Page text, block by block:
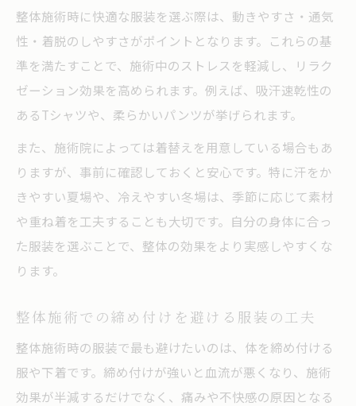
整体施術時に快適な服装を選ぶ際は、動きやすさ・通気
性・着脱のしやすさがポイントとなります。これらの基
準を満たすことで、施術中のストレスを軽減し、リラク
ゼーション効果を高められます。例えば、吸汗速乾性の
あるTシャツや、柔らかいパンツが挙げられます。
また、施術院によっては着替えを用意している場合もあ
りますが、事前に確認しておくと安心です。特に汗をか
きやすい夏場や、冷えやすい冬場は、季節に応じて素材
や重ね着を工夫することも大切です。自分の身体に合っ
た服装を選ぶことで、整体の効果をより実感しやすくな
ります。
整体施術での締め付けを避ける服装の工夫
整体施術時の服装で最も避けたいのは、体を締め付ける
服や下着です。締め付けが強いと血流が悪くなり、施術
効果が半減するだけでなく、痛みや不快感の原因となる